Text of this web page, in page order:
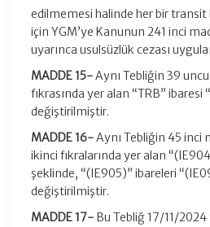
edilmemesi halinde her bir transit
için YGM’ye Kanunun 241 inci
uyarınca usulsüzlük cezası
MADDE 15-Aynı Tebliğin 39
fıkrasında yer alan “TRB” ibaresi
değiştirilmiştir.
MADDE 16-Aynı Tebliğin 45 inci
ikinci fıkralarında yer alan
şeklinde, “(IE905)” ibareleri
değiştirilmiştir.
MADDE 17- Bu Tebliğ 17/11/